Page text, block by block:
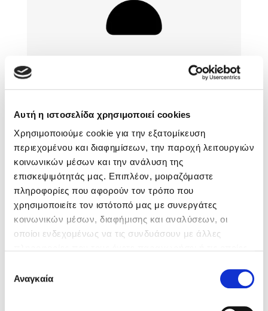
Αυτή η ιστοσελίδα χρησιμοποιεί cookies
Χρησιμοποιούμε cookie για την εξατομίκευση
περιεχομένου και διαφημίσεων, την παροχή λειτουργιών
κοινωνικών μέσων και την ανάλυση της
επισκεψιμότητάς μας. Επιπλέον, μοιραζόμαστε
πληροφορίες που αφορούν τον τρόπο που
χρησιμοποιείτε τον ιστότοπό μας με συνεργάτες
κοινωνικών μέσων, διαφήμισης και αναλύσεων, οι
οποίοι ενδεχομένως να τις συνδυάσουν με άλλες
των υπηρεσιών τους. Αν συνεχίσετε να χρησιμοποιείτε
την ιστοσελίδα μας, συναινείτε στη χρήση των cookies
συγκατάθεσης
Αναγκαία
Χάρης Πολίτης
Καθρέφτης
Sebastian Fitzek
Playlist
Στέφανος Ξενάκης
Theodora Vasils
Σχόλια αναγνωστών